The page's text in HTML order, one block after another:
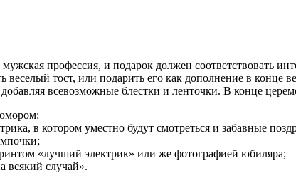
профессия, и подарок должен соответствовать
веселый тост, или подарить его как дополнение в
добавляя всевозможные блестки и ленточки. В конце
в котором уместно будут смотреться и забавные
«лучший электрик» или же фотографией юбиляра;
всякий случай».